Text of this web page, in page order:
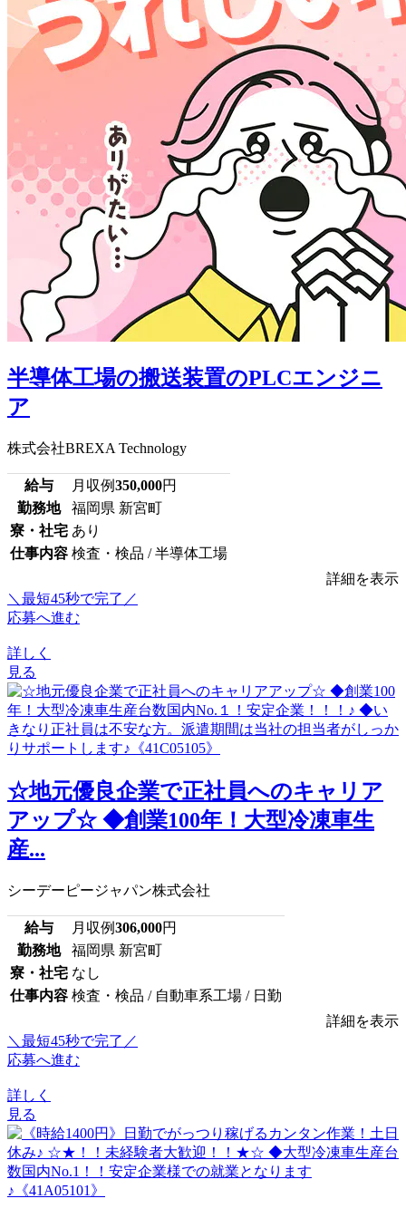
半導体工場の搬送装置のPLCエンジニ
ア
株式会社BREXA Technology
給与 月収例350,000円
勤務地
福岡県 新宮町
寮・社宅 あり
仕事内容 検査・検品 / 半導体工場
詳細を表示
＼最短45秒で完了／
応募へ進む
詳しく
見る
☆地元優良企業で正社員へのキャリア
アップ☆ ◆創業100年！大型冷凍車生
産...
シーデーピージャパン株式会社
給与 月収例306,000円
勤務地
福岡県 新宮町
寮・社宅 なし
仕事内容 検査・検品 / 自動車系工場 / 日勤
詳細を表示
＼最短45秒で完了／
応募へ進む
詳しく
見る